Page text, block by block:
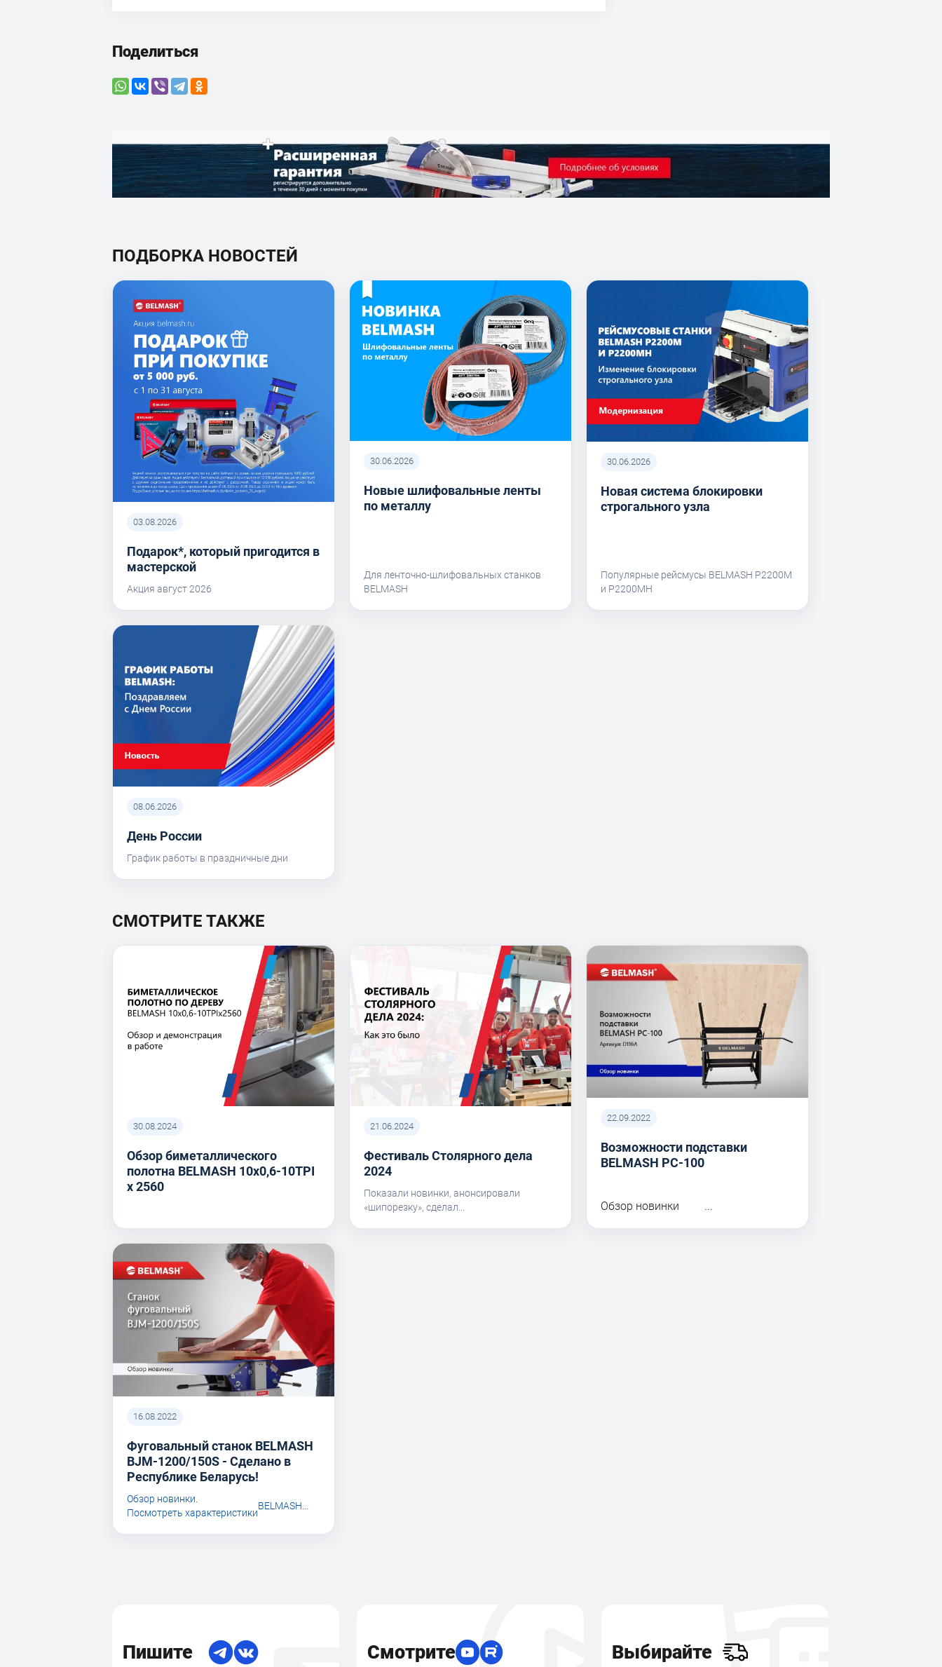
Поделиться
ПОДБОРКА НОВОСТЕЙ
03.08.2026
Подарок*, который пригодится в
мастерской
Акция август 2026
30.06.2026
Новые шлифовальные ленты
по металлу
Для ленточно-шлифовальных станков
BELMASH
30.06.2026
Новая система блокировки
строгального узла
Популярные рейсмусы BELMASH P2200M
и P2200MH
08.06.2026
День России
График работы в праздничные дни
СМОТРИТЕ ТАКЖЕ
30.08.2024
Обзор биметаллического
полотна BELMASH 10x0,6-10TPI
x 2560
21.06.2024
Фестиваль Столярного дела
2024
Показали новинки, анонсировали
«шипорезку», сделал...
22.09.2022
Возможности подставки
BELMASH PC-100
Обзор новинки ...
16.08.2022
Фуговальный станок BELMASH
BJM-1200/150S - Сделано в
Республике Беларусь!
Обзор новинки.
Посмотреть характеристики
BELMASH...
Пишите Смотрите Выбирайте